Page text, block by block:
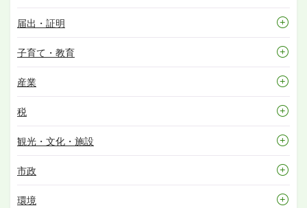
届出・証明
子育て・教育
産業
税
観光・文化・施設
市政
環境